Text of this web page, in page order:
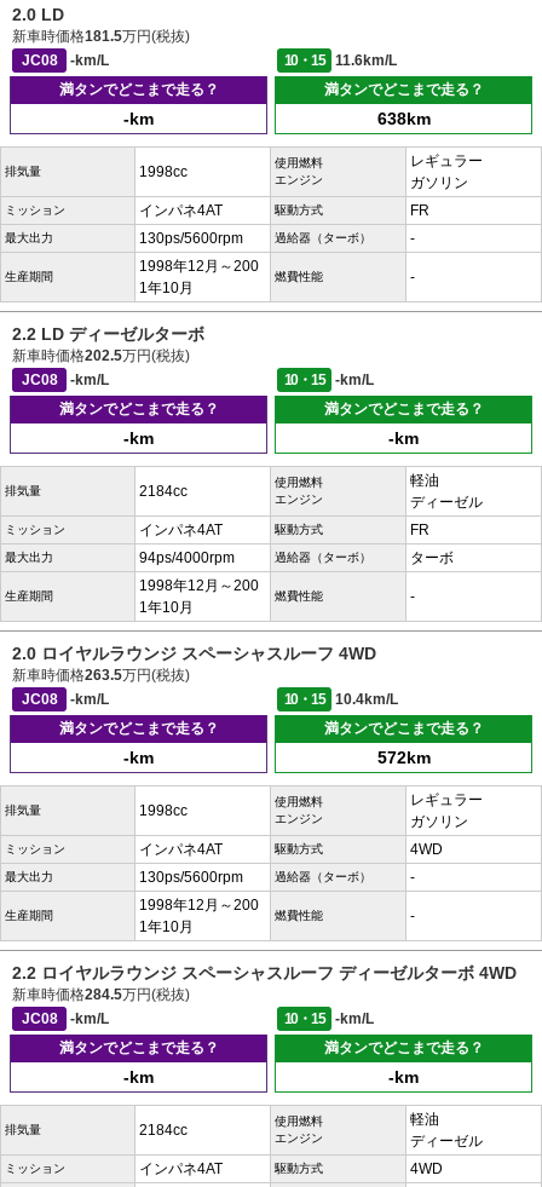
2.0 LD
新車時価格181.5万円(税抜)
JC08
-km/L 10・15
11.6km/L
満タンでどこまで走る？
-km
満タンでどこまで走る？
638km
排気量 1998cc
使用燃料
エンジン
レギュラー
ガソリン
ミッション インパネ4AT 駆動方式 FR
最大出力 130ps/5600rpm 過給器（ターボ） -
生産期間
1998年12月～200
1年10月
燃費性能 -
2.2 LD ディーゼルターボ
新車時価格202.5万円(税抜)
JC08
-km/L 10・15
-km/L
満タンでどこまで走る？
-km
満タンでどこまで走る？
-km
排気量 2184cc
使用燃料
エンジン
軽油
ディーゼル
ミッション インパネ4AT 駆動方式 FR
最大出力 94ps/4000rpm 過給器（ターボ） ターボ
生産期間
1998年12月～200
1年10月
燃費性能 -
2.0 ロイヤルラウンジ スペーシャスルーフ 4WD
新車時価格263.5万円(税抜)
JC08
-km/L 10・15
10.4km/L
満タンでどこまで走る？
-km
満タンでどこまで走る？
572km
排気量 1998cc
使用燃料
エンジン
レギュラー
ガソリン
ミッション インパネ4AT 駆動方式 4WD
最大出力 130ps/5600rpm 過給器（ターボ） -
生産期間
1998年12月～200
1年10月
燃費性能 -
2.2 ロイヤルラウンジ スペーシャスルーフ ディーゼルターボ 4WD
新車時価格284.5万円(税抜)
JC08
-km/L 10・15
-km/L
満タンでどこまで走る？
-km
満タンでどこまで走る？
-km
排気量 2184cc
使用燃料
エンジン
軽油
ディーゼル
ミッション インパネ4AT 駆動方式 4WD